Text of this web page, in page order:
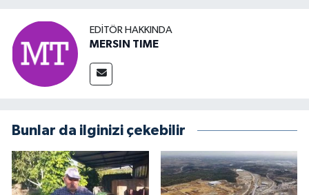
EDITÖR HAKKINDA
MERSIN TIME
Bunlar da ilginizi çekebilir